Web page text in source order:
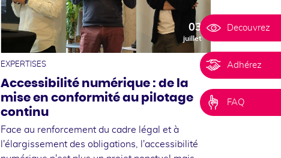
Decouvrez
Adhérez
FAQ
03
juillet
EXPERTISES
Accessibilité numérique : de la
mise en conformité au pilotage
continu
Face au renforcement du cadre légal et à
l'élargissement des obligations, l'accessibilité